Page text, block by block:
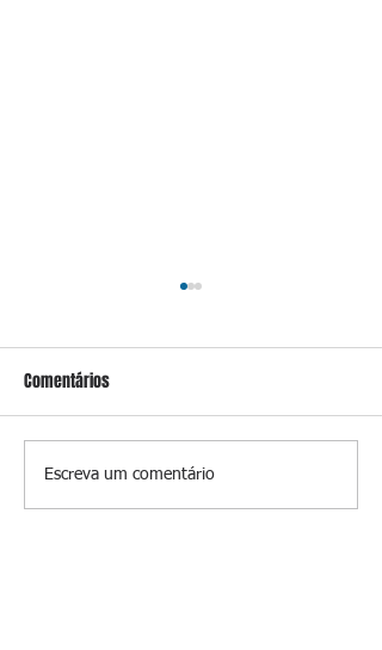
Comentários
Escreva um comentário